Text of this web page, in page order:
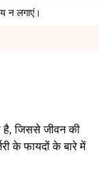
न लगाएं।
है, जिससे जीवन की
के फायदों के बारे में